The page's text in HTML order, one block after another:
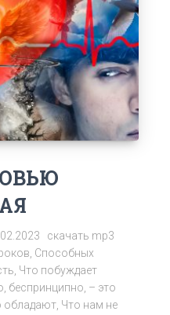
скачать mp3
Способных
Что побуждает
беспринципно, – это
обладают, Что нам не